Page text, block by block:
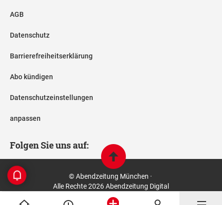
AGB
Datenschutz
Barrierefreiheitserklärung
Abo kündigen
Datenschutzeinstellungen
anpassen
Folgen Sie uns auf:
© Abendzeitung München ·
Alle Rechte 2026 Abendzeitung Digital